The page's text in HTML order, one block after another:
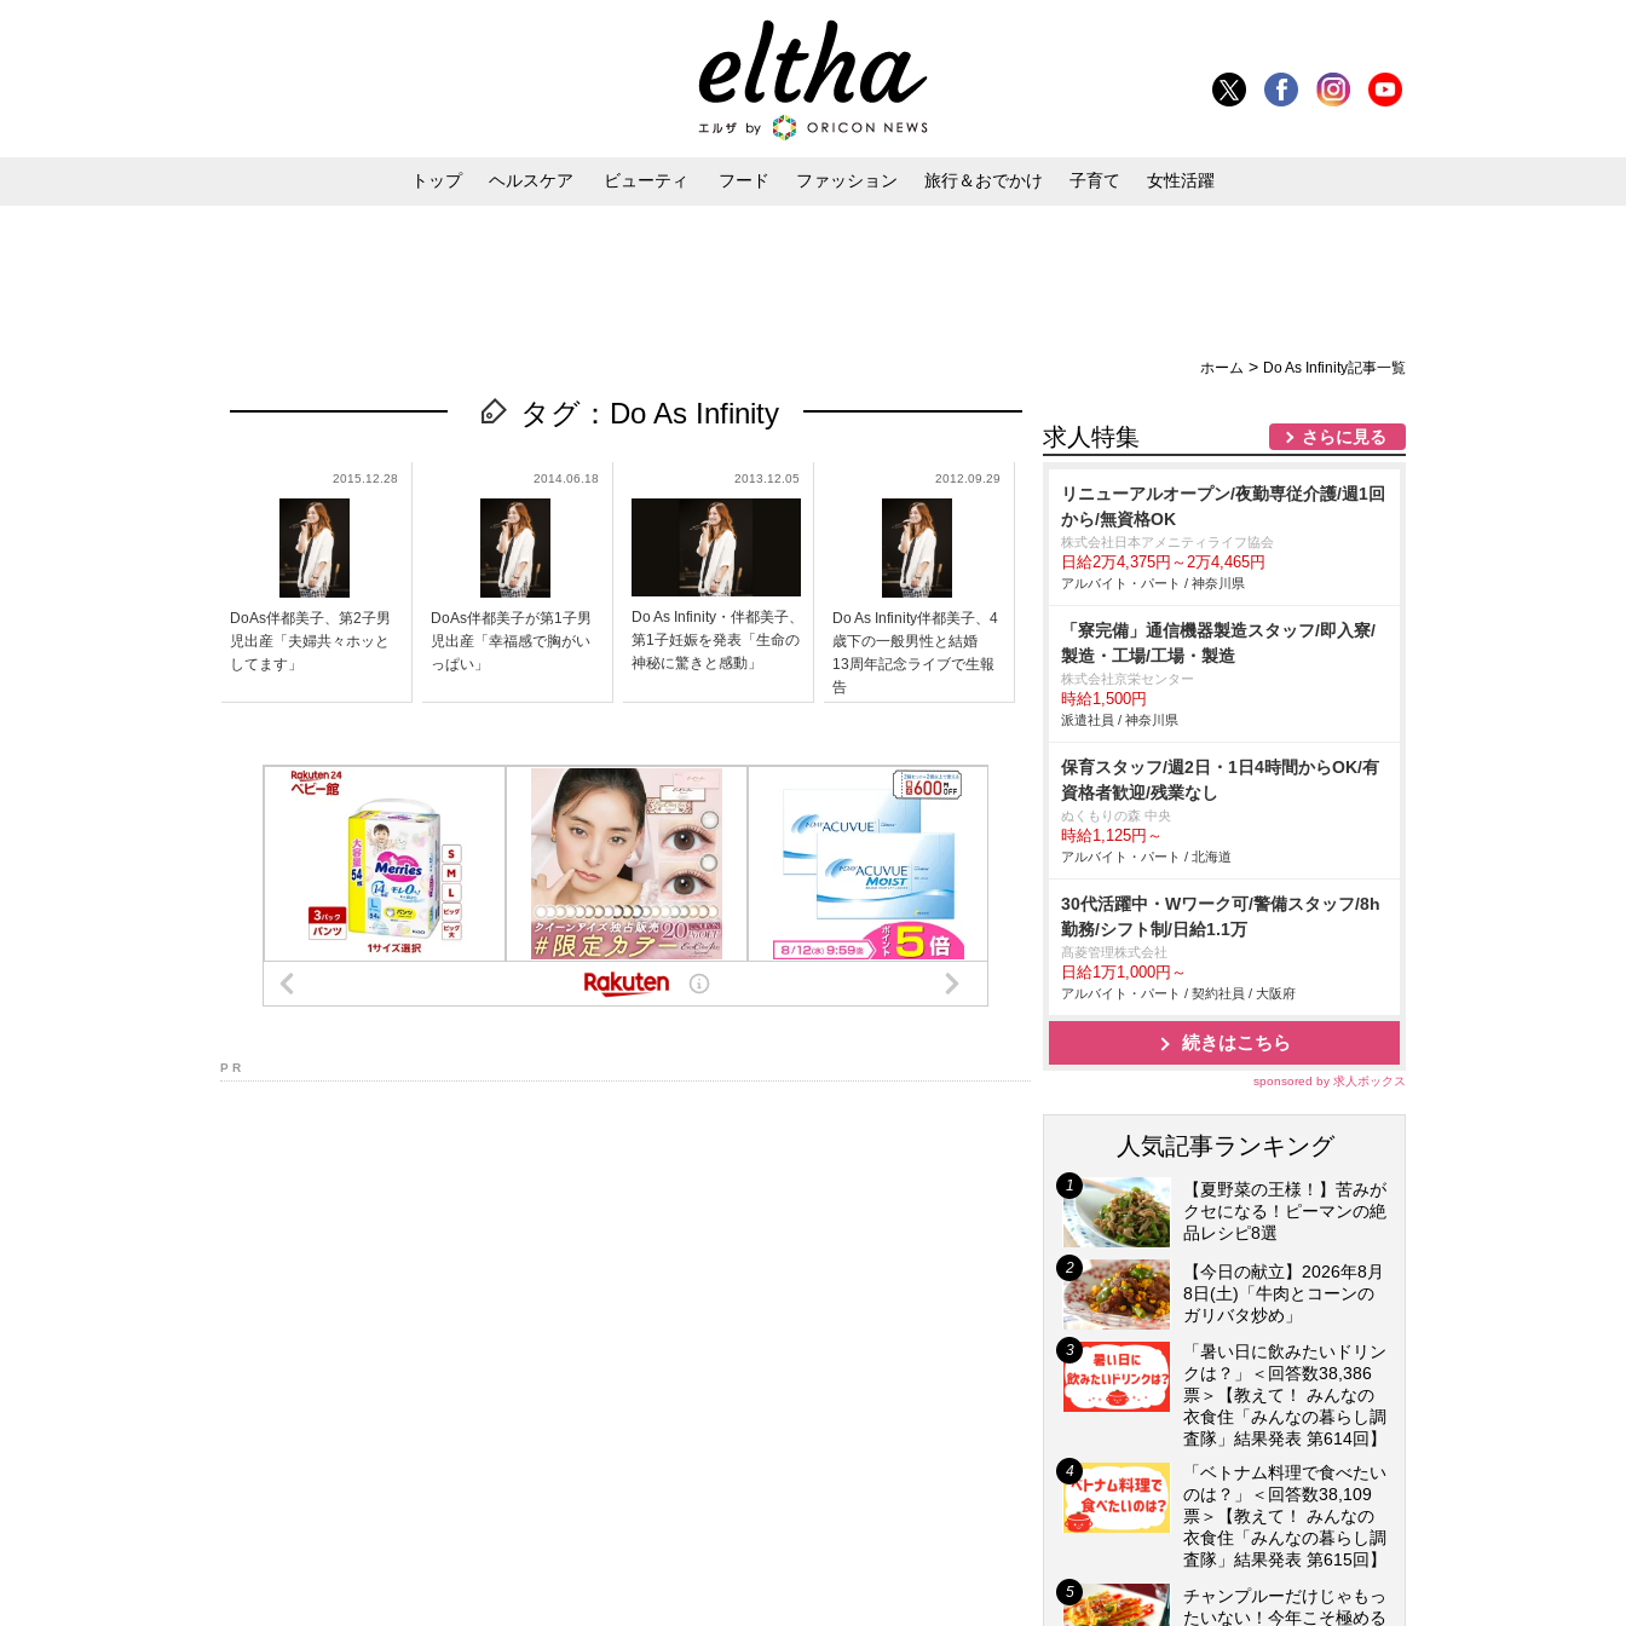
トップ ヘルスケア ビューティ フード ファッション 旅行＆おでかけ 子育て 女性活躍
ホーム > Do As Infinity記事一覧
タグ：Do As Infinity
2015.12.28
DoAs伴都美子、第2子男
児出産「夫婦共々ホッと
してます」
2014.06.18
DoAs伴都美子が第1子男
児出産「幸福感で胸がい
っぱい」
2013.12.05
Do As Infinity・伴都美子、
第1子妊娠を発表「生命の
神秘に驚きと感動」
2012.09.29
Do As Infinity伴都美子、4
歳下の一般男性と結婚
13周年記念ライブで生報
告
P R
求人特集 さらに見る
リニューアルオープン/夜勤専従介護/週1回
から/無資格OK
株式会社日本アメニティライフ協会
日給2万4,375円～2万4,465円
アルバイト・パート / 神奈川県
「寮完備」通信機器製造スタッフ/即入寮/
製造・工場/工場・製造
株式会社京栄センター
時給1,500円
派遣社員 / 神奈川県
保育スタッフ/週2日・1日4時間からOK/有
資格者歓迎/残業なし
ぬくもりの森 中央
時給1,125円～
アルバイト・パート / 北海道
30代活躍中・Wワーク可/警備スタッフ/8h
勤務/シフト制/日給1.1万
髙菱管理株式会社
日給1万1,000円～
アルバイト・パート / 契約社員 / 大阪府
続きはこちら
sponsored by 求人ボックス
人気記事ランキング
【夏野菜の王様！】苦みが
クセになる！ピーマンの絶
品レシピ8選
【今日の献立】2026年8月
8日(土)「牛肉とコーンの
ガリバタ炒め」
「暑い日に飲みたいドリン
クは？」＜回答数38,386
票＞【教えて！ みんなの
衣食住「みんなの暮らし調
査隊」結果発表 第614回】
「ベトナム料理で食べたい
のは？」＜回答数38,109
票＞【教えて！ みんなの
衣食住「みんなの暮らし調
査隊」結果発表 第615回】
チャンプルーだけじゃもっ
たいない！今年こそ極める